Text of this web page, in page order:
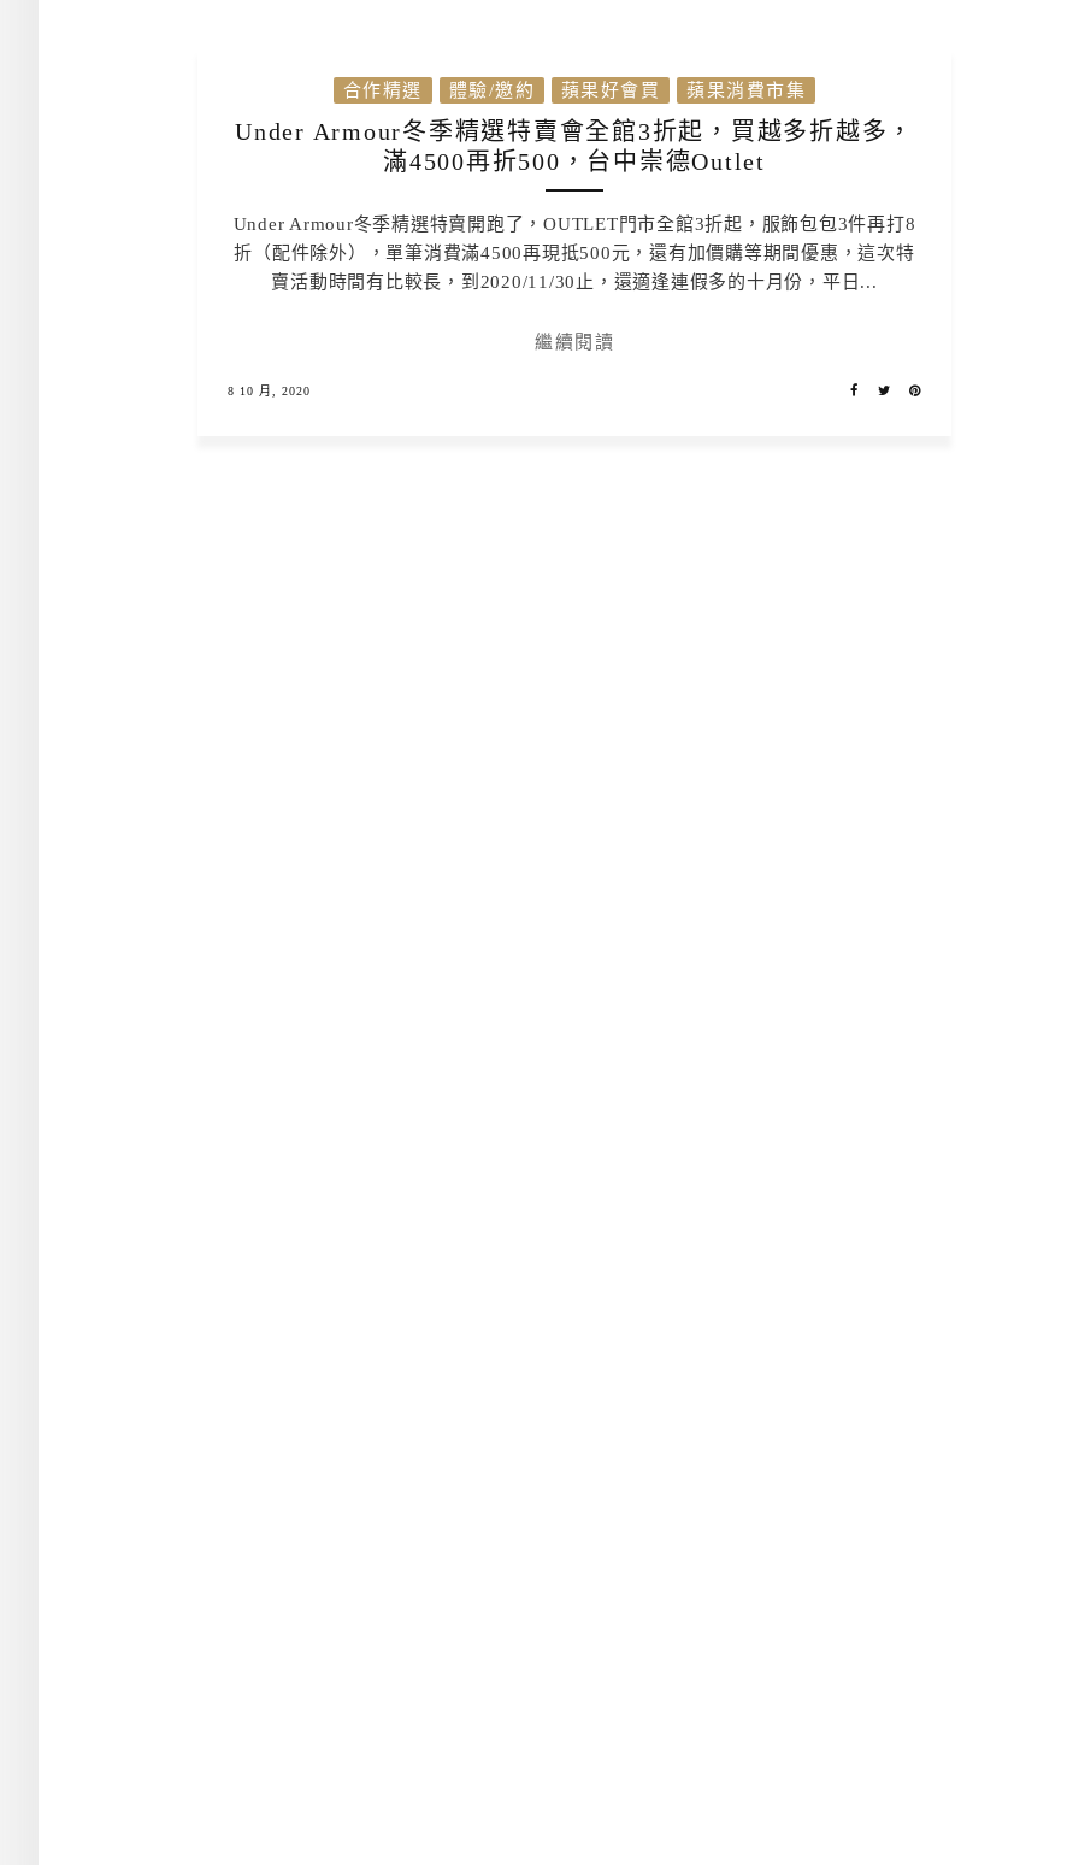
合作精選 體驗/邀約 蘋果好會買 蘋果消費市集
Under Armour冬季精選特賣會全館3折起，買越多折越多，
滿4500再折500，台中崇德Outlet
Under Armour冬季精選特賣開跑了，OUTLET門市全館3折起，服飾包包3件再打8
折（配件除外），單筆消費滿4500再現抵500元，還有加價購等期間優惠，這次特
賣活動時間有比較長，到2020/11/30止，還適逢連假多的十月份，平日...
繼續閱讀
8 10 月, 2020